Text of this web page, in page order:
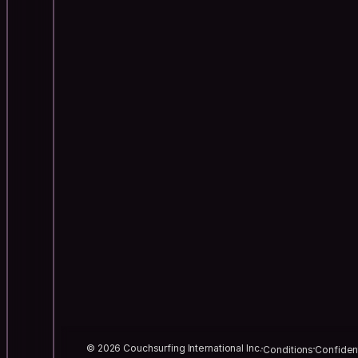
© 2026 Couchsurfing International Inc.Conditions